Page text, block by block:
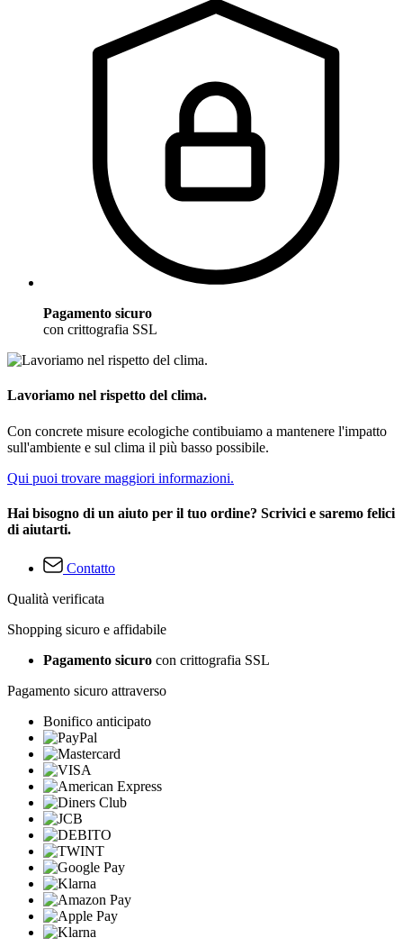
Pagamento sicuro
con crittografia SSL
Lavoriamo nel rispetto del clima.
Con concrete misure ecologiche contibuiamo a mantenere l'impatto
sull'ambiente e sul clima il più basso possibile.
Qui puoi trovare maggiori informazioni.
Hai bisogno di un aiuto per il tuo ordine? Scrivici e saremo felici
di aiutarti.
Contatto
Qualità verificata
Shopping sicuro e affidabile
Pagamento sicuro con crittografia SSL
Pagamento sicuro attraverso
Bonifico anticipato